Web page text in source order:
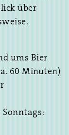
über
ums Bier
60 Minuten)
Sonntags: